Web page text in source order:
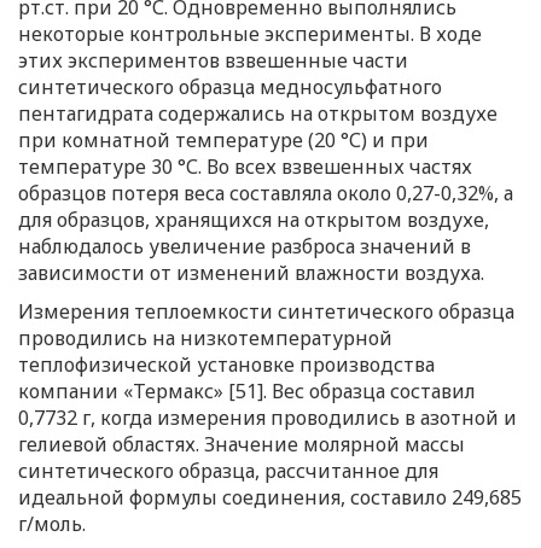
рт.ст. при 20 °С. Одновременно выполнялись
некоторые контрольные эксперименты. В ходе
этих экспериментов взвешенные части
синтетического образца медносульфатного
пентагидрата содержались на открытом воздухе
при комнатной температуре (20 °С) и при
температуре 30 °С. Во всех взвешенных частях
образцов потеря веса составляла около 0,27-0,32%, а
для образцов, хранящихся на открытом воздухе,
наблюдалось увеличение разброса значений в
зависимости от изменений влажности воздуха.
Измерения теплоемкости синтетического образца
проводились на низкотемпературной
теплофизической установке производства
компании «Термакс» [51]. Вес образца составил
0,7732 г, когда измерения проводились в азотной и
гелиевой областях. Значение молярной массы
синтетического образца, рассчитанное для
идеальной формулы соединения, составило 249,685
г/моль.